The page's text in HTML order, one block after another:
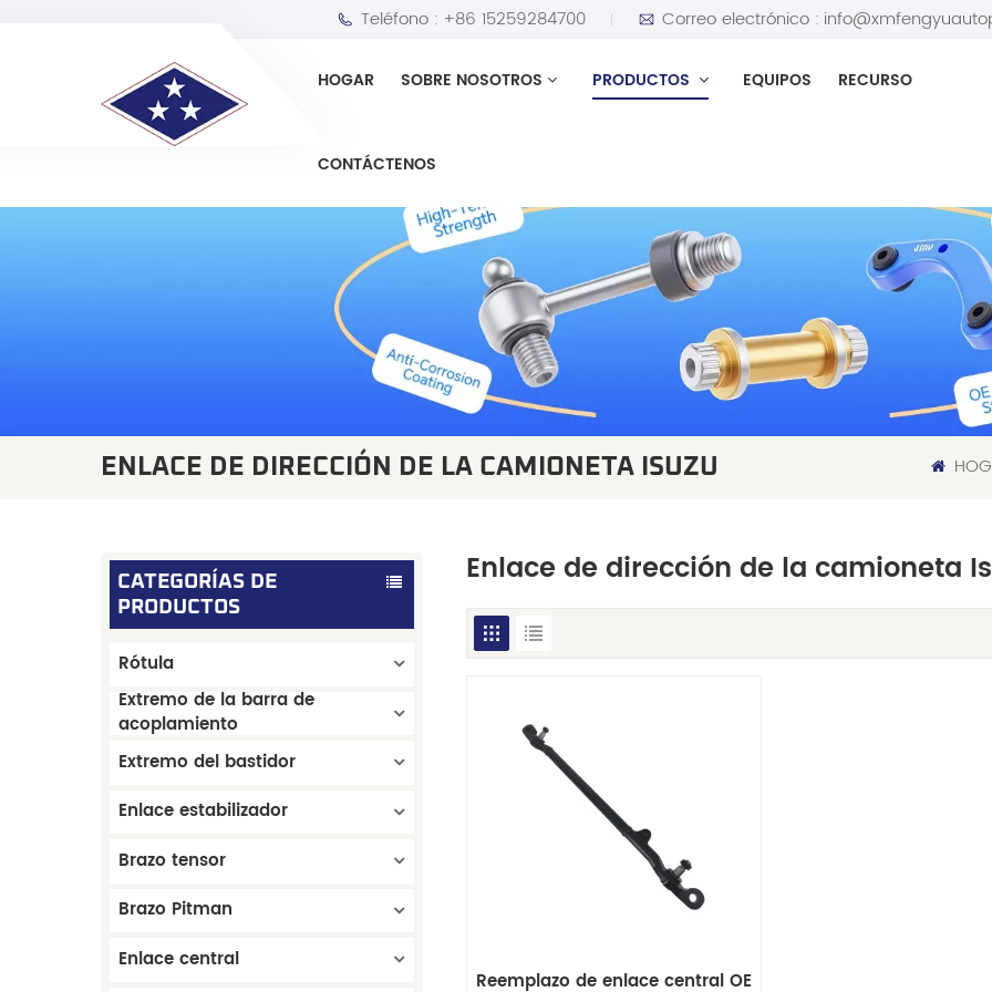
Teléfono : +86 15259284700 Correo electrónico :
HOGAR SOBRE NOSOTROS PRODUCTOS EQUIPOS RECURSO
CONTÁCTENOS
ENLACE DE DIRECCIÓN DE LA CAMIONETA ISUZU
CATEGORÍAS DE
PRODUCTOS
Rótula
Extremo de la barra de
acoplamiento
Extremo del bastidor
Enlace estabilizador
Brazo tensor
Brazo Pitman
Enlace central
Enlace de dirección de la camioneta
Reemplazo de enlace central OE